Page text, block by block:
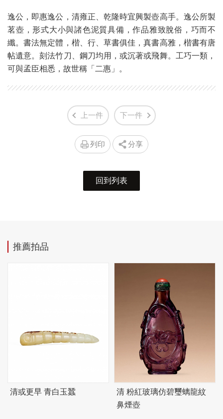
逸公，即惠逸公，清雍正、乾隆時宜興製壺高手。逸公所製
茗壺，形式大小與諸色泥質具備，作品雅致脫俗，巧而不
纖。書法無定體，楷、行、草書俱佳，真書高雅，楷書有唐
帖遺意。刻法竹刀、鋼刀均用，或沉著或飛舞。工巧一類，
可與孟臣相悉，故世稱「二惠」。
上一件 下一件
列印 分享
回到列表
推薦拍品
清或更早 青白玉蠶 清 粉紅玻璃仿碧璽螭龍紋
鼻煙壺